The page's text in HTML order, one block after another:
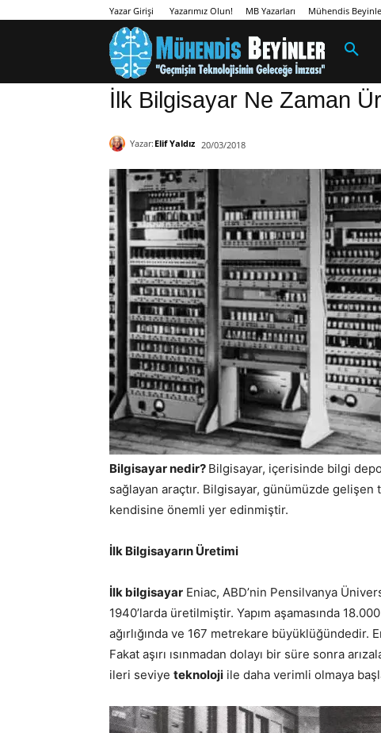
Yazar Girişi Yazarımız Olun! MB Yazarları Mühendis
İlk Bilgisayar Ne Zaman
Yazar: Elif Yaldız 20/03/2018
Bilgisayar nedir? Bilgisayar, içerisinde bilgi
sağlayan araçtır. Bilgisayar, günümüzde
kendisine önemli yer edinmiştir.
İlk Bilgisayarın Üretimi
İlk bilgisayar Eniac, ABD’nin Pensilvanya
1940’larda üretilmiştir. Yapım aşamasında
ağırlığında ve 167 metrekare büyüklüğündedir.
Fakat aşırı ısınmadan dolayı bir süre sonra
ileri seviye teknoloji ile daha verimli olmaya